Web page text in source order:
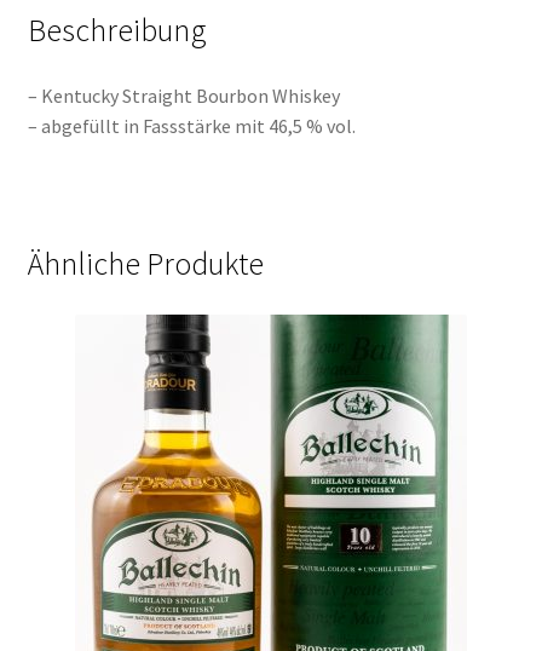
Beschreibung
– Kentucky Straight Bourbon Whiskey
– abgefüllt in Fassstärke mit 46,5 % vol.
Ähnliche Produkte